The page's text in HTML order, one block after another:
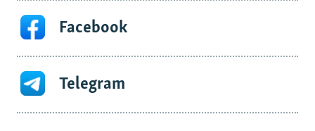
Facebook
Telegram